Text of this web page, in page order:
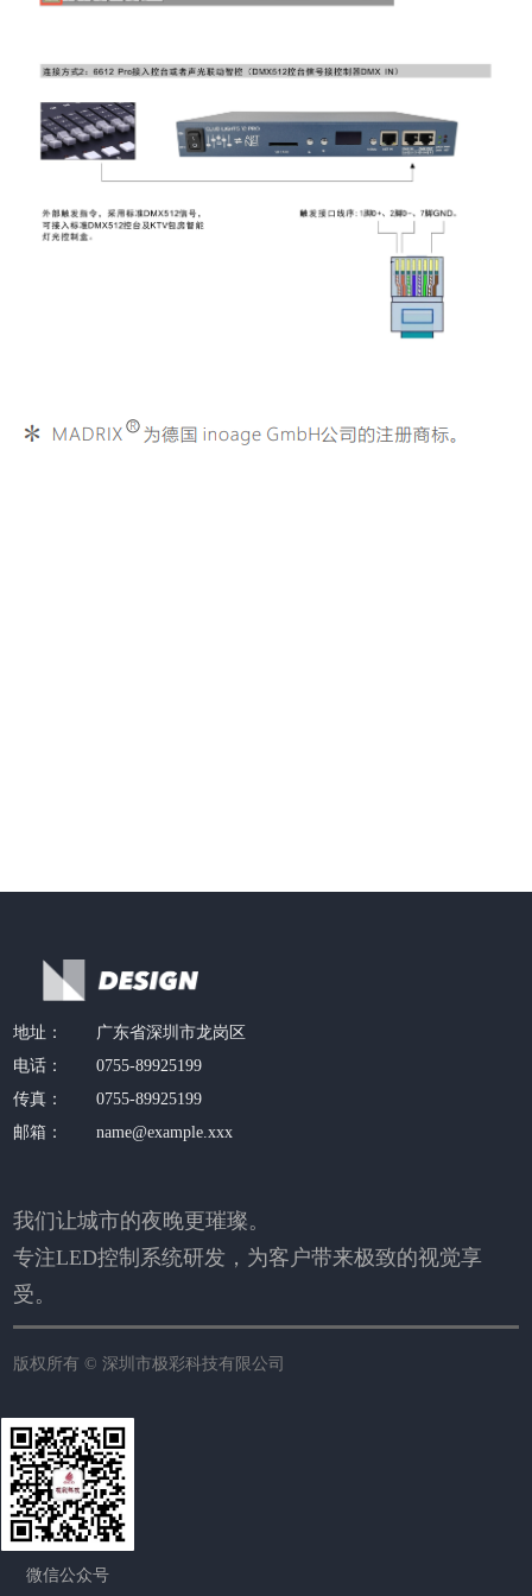
地址：
广东省深圳市龙岗区
电话：
0755-89925199
传真：
0755-89925199
邮箱：
name@example.xxx
微信公众号
我们让城市的夜晚更璀璨。
专注LED控制系统研发，为客户带来极致的视觉享
受。
版权所有 © 深圳市极彩科技有限公司